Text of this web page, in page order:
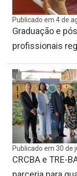
Publicado em 4 de
Graduação e
profissionais
Publicado em 30 de
CRCBA e TRE-